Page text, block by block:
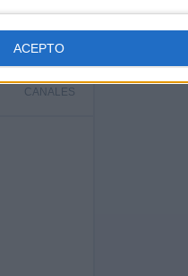
ACEPTO
4
CANALES